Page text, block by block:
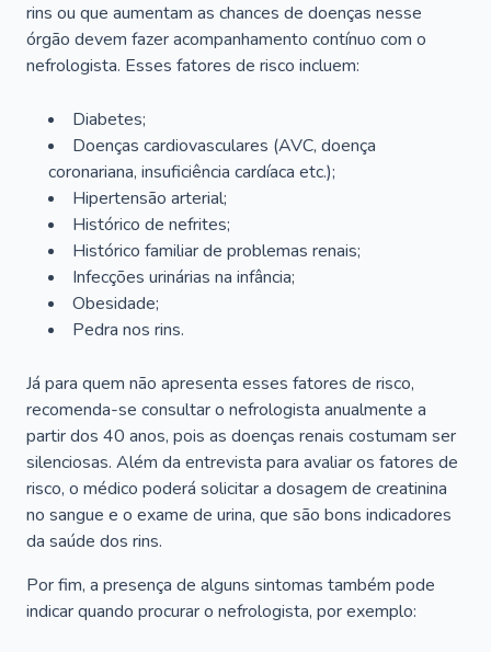
rins ou que aumentam as chances de doenças nesse
órgão devem fazer acompanhamento contínuo com o
nefrologista. Esses fatores de risco incluem:
Diabetes;
Doenças cardiovasculares (AVC, doença
coronariana, insuficiência cardíaca etc.);
Hipertensão arterial;
Histórico de nefrites;
Histórico familiar de problemas renais;
Infecções urinárias na infância;
Obesidade;
Pedra nos rins.
Já para quem não apresenta esses fatores de risco,
recomenda-se consultar o nefrologista anualmente a
partir dos 40 anos, pois as doenças renais costumam ser
silenciosas. Além da entrevista para avaliar os fatores de
risco, o médico poderá solicitar a dosagem de creatinina
no sangue e o exame de urina, que são bons indicadores
da saúde dos rins.
Por fim, a presença de alguns sintomas também pode
indicar quando procurar o nefrologista, por exemplo: